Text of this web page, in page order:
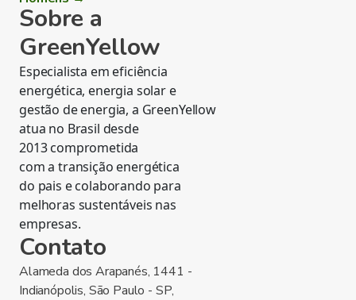
Sobre a
GreenYellow
Especialista em eficiência
energética, energia solar e
gestão de energia, a GreenYellow
atua no Brasil desde
2013 comprometida
com a transição energética
do pais e colaborando para
melhoras sustentáveis nas
empresas.
Contato
Alameda dos Arapanés, 1441 -
Indianópolis, São Paulo - SP,